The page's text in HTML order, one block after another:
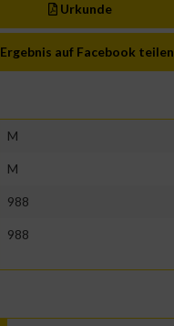
Urkunde
Ergebnis auf Facebook teilen
M
M
988
988